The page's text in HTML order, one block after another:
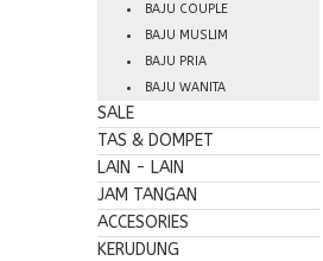
BAJU COUPLE
BAJU MUSLIM
BAJU PRIA
BAJU WANITA
SALE
TAS & DOMPET
LAIN - LAIN
JAM TANGAN
ACCESORIES
KERUDUNG